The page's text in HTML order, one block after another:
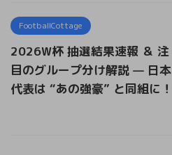
FootballCottage
2026W杯 抽選結果速報 ＆ 注
目のグループ分け解説 — 日本
代表は “あの強豪” と同組に！